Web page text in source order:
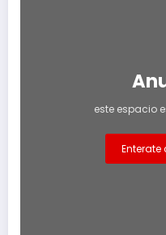
este espacio